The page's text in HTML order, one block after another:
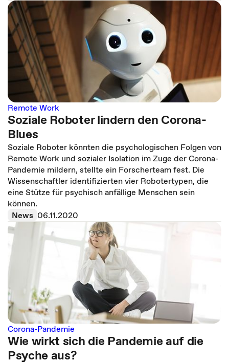
Remote Work
Soziale Roboter lindern den Corona-
Blues
Soziale Roboter könnten die psychologischen Folgen von
Remote Work und sozialer Isolation im Zuge der Corona-
Pandemie mildern, stellte ein Forscherteam fest. Die
Wissenschaftler identifizierten vier Robotertypen, die
eine Stütze für psychisch anfällige Menschen sein
können.
News 06.11.2020
Corona-Pandemie
Wie wirkt sich die Pandemie auf die
Psyche aus?